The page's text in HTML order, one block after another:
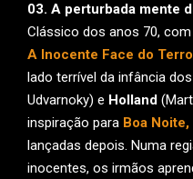
03. A perturbada mente
Clássico dos anos 70,
A Inocente Face do
lado terrível da infância
Udvarnoky) e Holland
inspiração para Boa Noite,
lançadas depois. Numa
inocentes, os irmãos